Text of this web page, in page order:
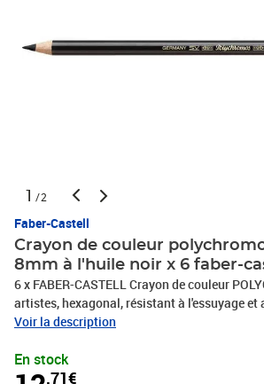
1 /2
Faber-Castell
Crayon de couleur
8mm à l'huile noir x 6 faber-
6 x FABER-CASTELL Crayon de couleur
artistes, hexagonal, résistant à l'essuyage et
craie à l'huile solide,épaisseur de mine: 3,8
Voir la description
En stock
,71€